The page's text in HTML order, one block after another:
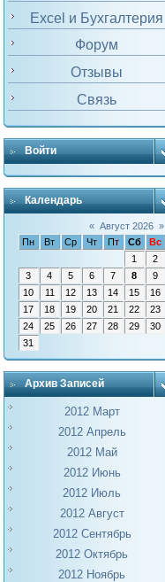
Excel и Бухгалтерия
Форум
Отзывы
Связь
Войти
Календарь
« Август 2026 »
Пн
Вт Ср Чт Пт Сб
Вс
1
2
3
4 5 6 7 8
9
10
11 12 13 14 15
16
17
18 19 20 21 22
23
24
25 26 27 28 29
30
31
Архив Записей
2012 Март
2012 Апрель
2012 Май
2012 Июнь
2012 Июль
2012 Август
2012 Сентябрь
2012 Октябрь
2012 Ноябрь